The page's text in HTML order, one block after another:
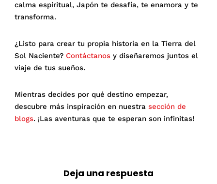
calma espiritual, Japón te desafía, te enamora y te
transforma.
¿Listo para crear tu propia historia en la Tierra del
Sol Naciente? Contáctanos y diseñaremos juntos el
viaje de tus sueños.
Mientras decides por qué destino empezar,
descubre más inspiración en nuestra sección de
blogs. ¡Las aventuras que te esperan son infinitas!
Deja una respuesta